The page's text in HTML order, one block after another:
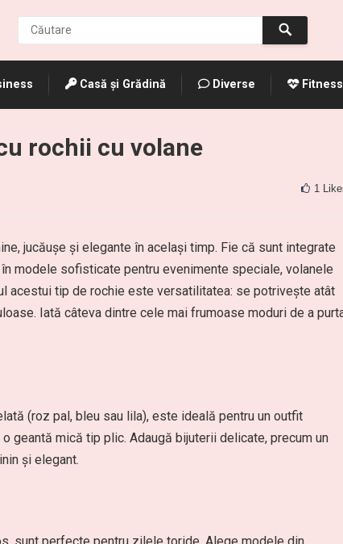
Casă și Grădină Diverse Fitness
rochii cu volane
1
jucăușe și elegante în același timp. Fie că sunt integrate
modele sofisticate pentru evenimente speciale, volanele
acestui tip de rochie este versatilitatea: se potrivește atât
Iată câteva dintre cele mai frumoase moduri de a
(roz pal, bleu sau lila), este ideală pentru un outfit
geantă mică tip plic. Adaugă bijuterii delicate, precum un
și elegant.